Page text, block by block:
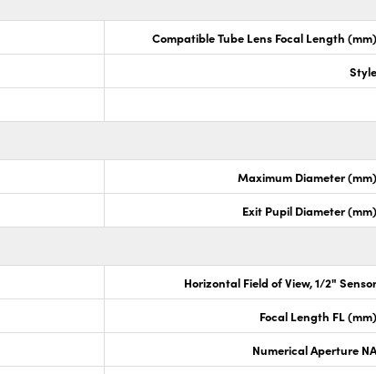
Compatible Tube Lens Focal Length
Maximum Diameter
Exit Pupil Diameter
Horizontal Field of View, 1/2"
Focal Length FL
Numerical Aperture